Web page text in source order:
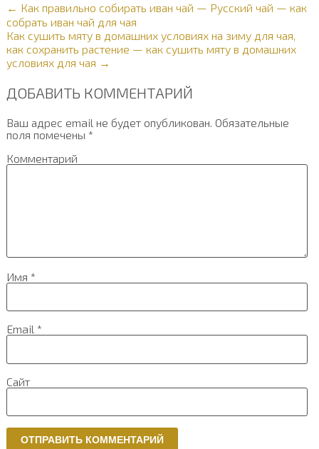
← Как правильно собирать иван чай — Русский чай — как
собрать иван чай для чая
Как сушить мяту в домашних условиях на зиму для чая,
как сохранить растение — как сушить мяту в домашних
условиях для чая →
ДОБАВИТЬ КОММЕНТАРИЙ
Ваш адрес email не будет опубликован. Обязательные
поля помечены *
Комментарий
Имя *
Email *
Сайт